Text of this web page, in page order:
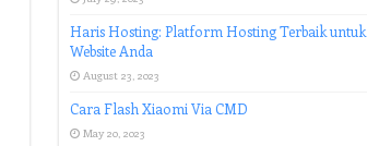
Haris Hosting: Platform Hosting Terbaik untuk
Website Anda
August 23, 2023
Cara Flash Xiaomi Via CMD
May 20, 2023